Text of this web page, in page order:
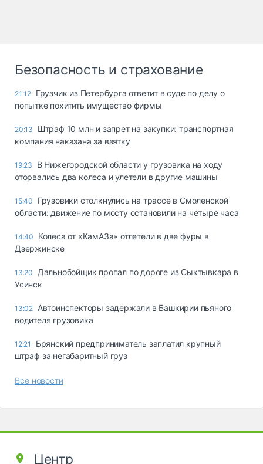
Безопасность и страхование
21:12 Грузчик из Петербурга ответит в суде по делу о
попытке похитить имущество фирмы
20:13
Штраф 10 млн и запрет на закупки: транспортная
компания наказана за взятку
19:23
В Нижегородской области у грузовика на ходу
оторвались два колеса и улетели в другие машины
15:40
Грузовики столкнулись на трассе в Смоленской
области: движение по мосту остановили на четыре часа
14:40
Колеса от «КамАЗа» отлетели в две фуры в
Дзержинске
13:20
Дальнобойщик пропал по дороге из Сыктывкара в
Усинск
13:02 Автоинспекторы задержали в Башкирии пьяного
водителя грузовика
12:21
Брянский предприниматель заплатил крупный
штраф за негабаритный груз
Все новости
Центр